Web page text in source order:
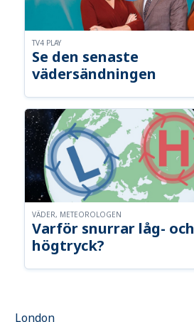
Se den senaste
vädersändningen
TV4 PLAY
Varför snurrar låg- och
högtryck?
VÄDER, METEOROLOGEN
London